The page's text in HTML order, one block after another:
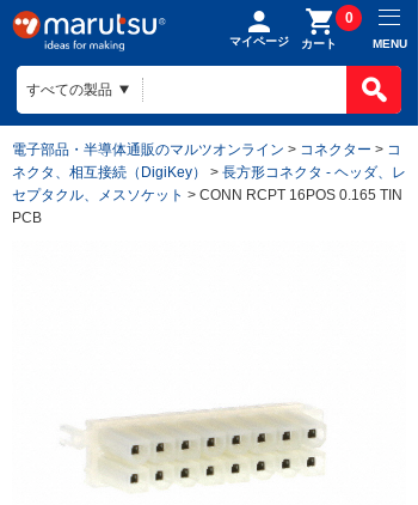
マイページ カート
0
MENU
電子部品・半導体通販のマルツオンライン > コネクター > コ
ネクタ、相互接続（DigiKey）
> 長方形コネクタ - ヘッダ、レ
セプタクル、メスソケット > CONN RCPT 16POS 0.165 TIN
PCB